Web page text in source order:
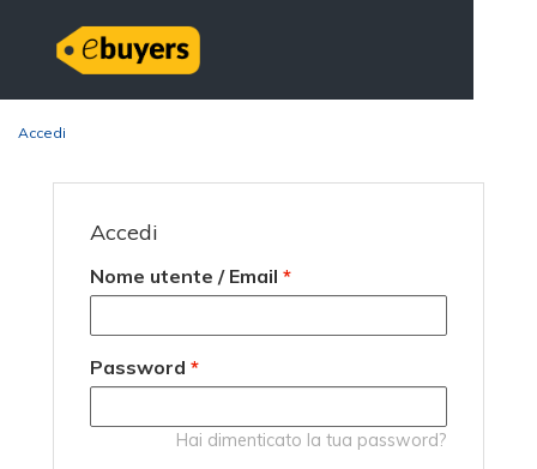
Accedi
Accedi
Nome utente / Email *
Password *
Hai dimenticato la tua password?